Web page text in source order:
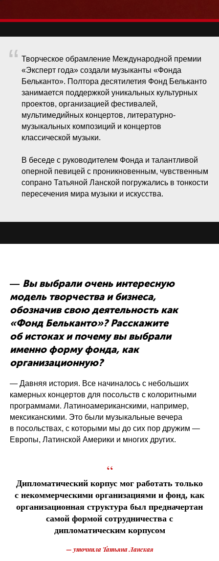
“ Творческое обрамление Международной премии
«Эксперт года» создали музыканты «Фонда
Бельканто». Полтора десятилетия Фонд Бельканто
занимается поддержкой уникальных культурных
проектов, организацией фестивалей,
мультимедийных концертов, литературно-
музыкальных композиций и концертов
классической музыки.
В беседе с руководителем Фонда и талантливой
оперной певицей с проникновенным, чувственным
сопрано Татьяной Ланской погружались в тонкости
пересечения мира музыки и искусства.
— Вы выбрали очень интересную
модель творчества и бизнеса,
обозначив свою деятельность как
«Фонд Бельканто»? Расскажите
об истоках и почему вы выбрали
именно форму фонда, как
организационную?
— Давняя история. Все начиналось с небольших
камерных концертов для посольств с колоритными
программами. Латиноамериканскими, например,
мексиканскими. Это были музыкальные вечера
в посольствах, с которыми мы до сих пор дружим —
Европы, Латинской Америки и многих других.
“
Дипломатический корпус мог работать только
с некоммерческими организациями и фонд, как
организационная структура был предначертан
самой формой сотрудничества с
дипломатическим корпусом
— уточнила Татьяна Ланская